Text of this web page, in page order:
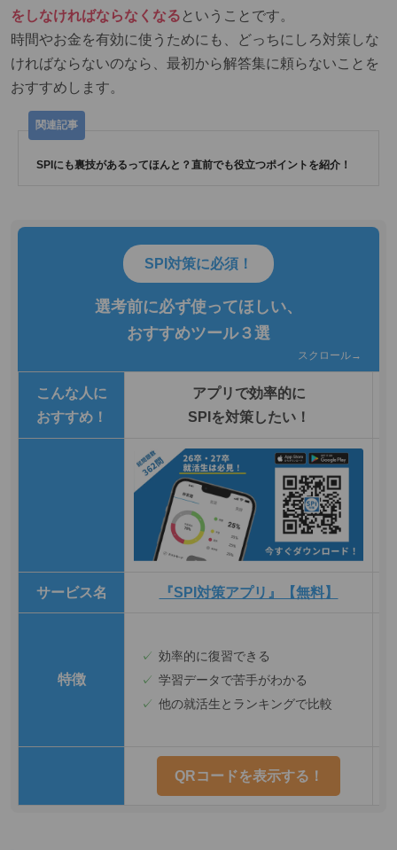
をしなければならなくなる ということです。
時間やお金を有効に使うためにも、どっちにしろ対策しな
ければならないのなら、最初から解答集に頼らないことを
おすすめします。
SPIにも裏技があるってほんと？直前でも役立つポイントを紹介！
SPI対策に必須！
選考前に必ず使ってほしい、
おすすめツール３選
スクロール→
こんな人に
おすすめ！
アプリで効率的に
SPIを対策したい！
サービス名 『SPI対策アプリ』【無料】
特徴
効率的に復習できる
学習データで苦手がわかる
他の就活生とランキングで比較
QRコードを表示する！